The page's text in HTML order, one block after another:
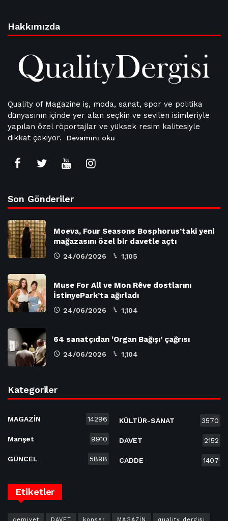
Hakkımızda
Quality of Magazine iş, moda, sanat, spor ve politika
dünyasının içinde yer alan seçkin ve sevilen isimleriyle
yapılan özel röportajlar ve yüksek resim kalitesiyle
dikkat çekiyor.
Devamını oku
Son Gönderiler
Moeva, Four Seasons Bosphorus’taki yeni
mağazasını özel bir davetle açtı
24/06/2026 1,105
Muse For All ve Mon Rêve dostlarını
İstinyePark’ta ağırladı
24/06/2026 1,104
64 sanatçıdan ‘Organ Bağışı’ çağrısı
24/06/2026 1,104
Kategoriler
MAGAZİN 14296
Manşet 9910
GÜNCEL 5898
KÜLTÜR-SANAT 3570
DAVET 2152
CADDE 1407
Etiketler